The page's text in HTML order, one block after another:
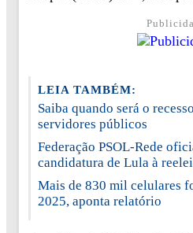
LEIA TAMBÉM:
Saiba quando será o
servidores públicos
Federação PSOL-Rede
candidatura de Lula à
Mais de 830 mil celulares
2025, aponta relatório